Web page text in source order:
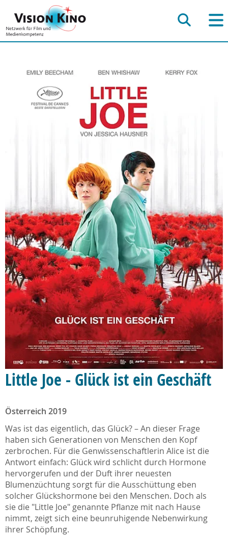
Little Joe - Glück ist ein Geschäft
Österreich 2019
Was ist das eigentlich, das Glück? – An dieser Frage
haben sich Generationen von Menschen den Kopf
zerbrochen. Für die Genwissenschaftlerin Alice ist die
Antwort einfach: Glück wird schlicht durch Hormone
hervorgerufen und der Duft ihrer neuesten
Blumenzüchtung sorgt für die Ausschüttung eben
solcher Glückshormone bei den Menschen. Doch als
sie die "Little Joe" genannte Pflanze mit nach Hause
nimmt, zeigt sich eine beunruhigende Nebenwirkung
ihrer Schöpfung.